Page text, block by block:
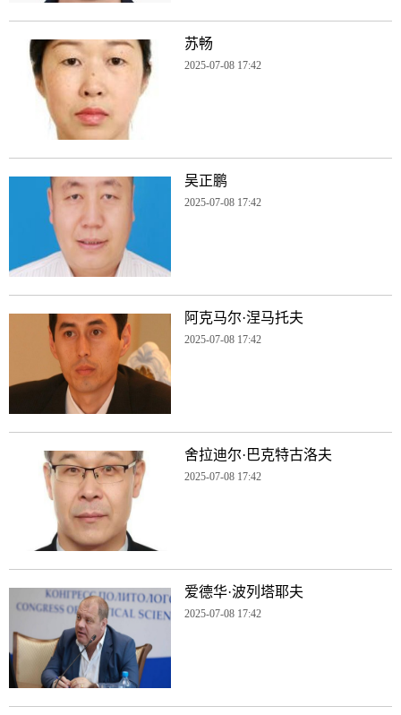
苏畅
2025-07-08 17:42
吴正鹏
2025-07-08 17:42
阿克马尔·涅马托夫
2025-07-08 17:42
舍拉迪尔·巴克特古洛夫
2025-07-08 17:42
爱德华·波列塔耶夫
2025-07-08 17:42